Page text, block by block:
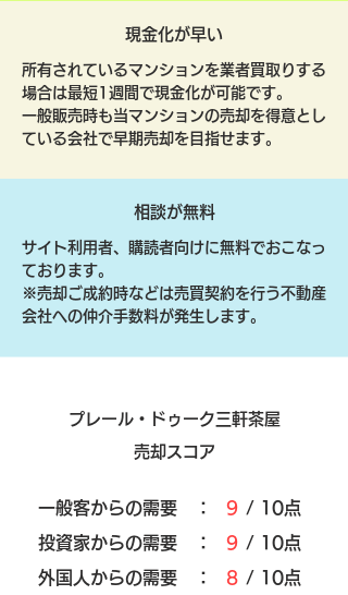
現金化が早い
所有されているマンションを業者買取りする
場合は最短1週間で現金化が可能です。
一般販売時も当マンションの売却を得意とし
ている会社で早期売却を目指せます。
相談が無料
サイト利用者、購読者向けに無料でおこなっ
ております。
​※売却ご成約時などは売買契約を行う不動産
会社への仲介手数料が発生します。
プレール・ドゥーク三軒茶屋
売却スコア
​一般客からの需要 ： 9 / 10点
​投資家からの需要 ：
9 / 10点
外国人からの需要 ：
8 / 10点